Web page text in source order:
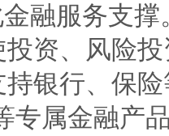
金融服务支
资、风险
银行、保
专属金融产